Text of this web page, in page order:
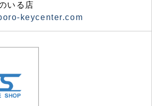
いる店
keycenter.com